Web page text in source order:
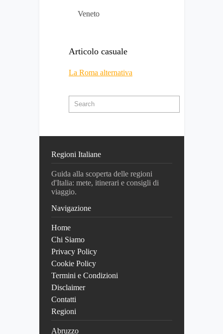
Veneto
Articolo casuale
La Roma alternativa
Regioni Italiane
Guida alla scoperta delle regioni
d'Italia: mete, itinerari e consigli di
viaggio.
Navigazione
Home
Chi Siamo
Privacy Policy
Cookie Policy
Termini e Condizioni
Disclaimer
Contatti
Regioni
Abruzzo